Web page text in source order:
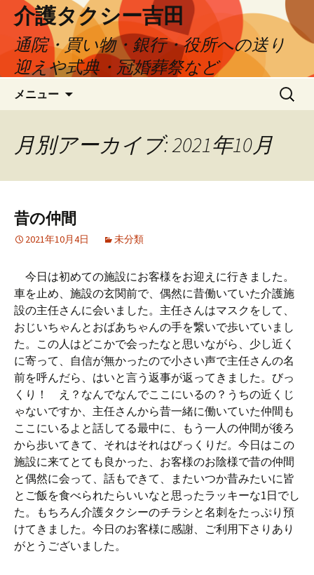
介護タクシー吉田
通院・買い物・銀行・役所への送り
迎えや式典・冠婚葬祭など
メニュー
ン
ッ
プ
検
索:
月別アーカイブ: 2021年10月
昔の仲間
2021年10月4日 未分類
今日は初めての施設にお客様をお迎えに行きました。
車を止め、施設の玄関前で、偶然に昔働いていた介護施
設の主任さんに会いました。主任さんはマスクをして、
おじいちゃんとおばあちゃんの手を繋いで歩いていまし
た。この人はどこかで会ったなと思いながら、少し近く
に寄って、自信が無かったので小さい声で主任さんの名
前を呼んだら、はいと言う返事が返ってきました。びっ
くり！ え？なんでなんでここにいるの？うちの近くじ
ゃないですか、主任さんから昔一緒に働いていた仲間も
ここにいるよと話してる最中に、もう一人の仲間が後ろ
から歩いてきて、それはそれはびっくりだ。今日はこの
施設に来てとても良かった、お客様のお陰様で昔の仲間
と偶然に会って、話もできて、またいつか昔みたいに皆
とご飯を食べられたらいいなと思ったラッキーな1日でし
た。もちろん介護タクシーのチラシと名刺をたっぷり預
けてきました。今日のお客様に感謝、ご利用下さりあり
がとうございました。